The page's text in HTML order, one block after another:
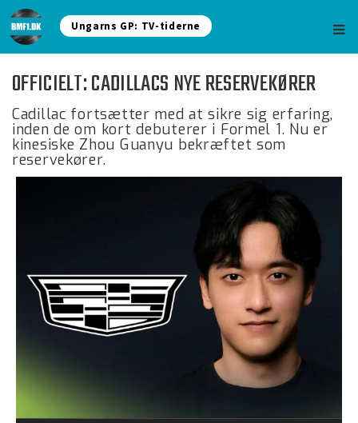
Ungarns GP: TV-tiderne
OFFICIELT: CADILLACS NYE RESERVEKØRER
Cadillac fortsætter med at sikre sig erfaring,
inden de om kort debuterer i Formel 1. Nu er
kinesiske Zhou Guanyu bekræftet som
reservekører.